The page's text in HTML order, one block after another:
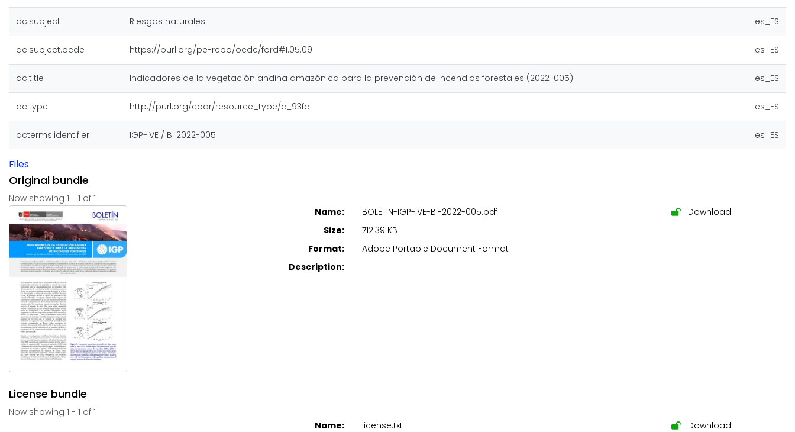
dc.subject Riesgos naturales es_ES
dc.subject.ocde https://purl.org/pe-repo/ocde/ford#1.05.09 es_ES
dc.title Indicadores de la vegetación andina amazónica para la prevención de incendios forestales (2022-005) es_ES
dc.type http://purl.org/coar/resource_type/c_93fc es_ES
dcterms.identifier IGP-IVE / BI 2022-005 es_ES
Files
Original bundle
Now showing 1 - 1 of 1
Name:
BOLETIN-IGP-IVE-BI-2022-005.pdf
Size:
712.39 KB
Format:
Adobe Portable Document Format
Description:
Download
License bundle
Now showing 1 - 1 of 1
Name:
license.txt
Download